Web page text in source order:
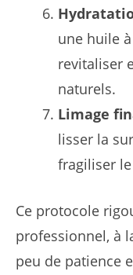
une huile
revitaliser
naturels.
Limage
lisser la
fragiliser
Ce protocole
professionnel, à
peu de patience